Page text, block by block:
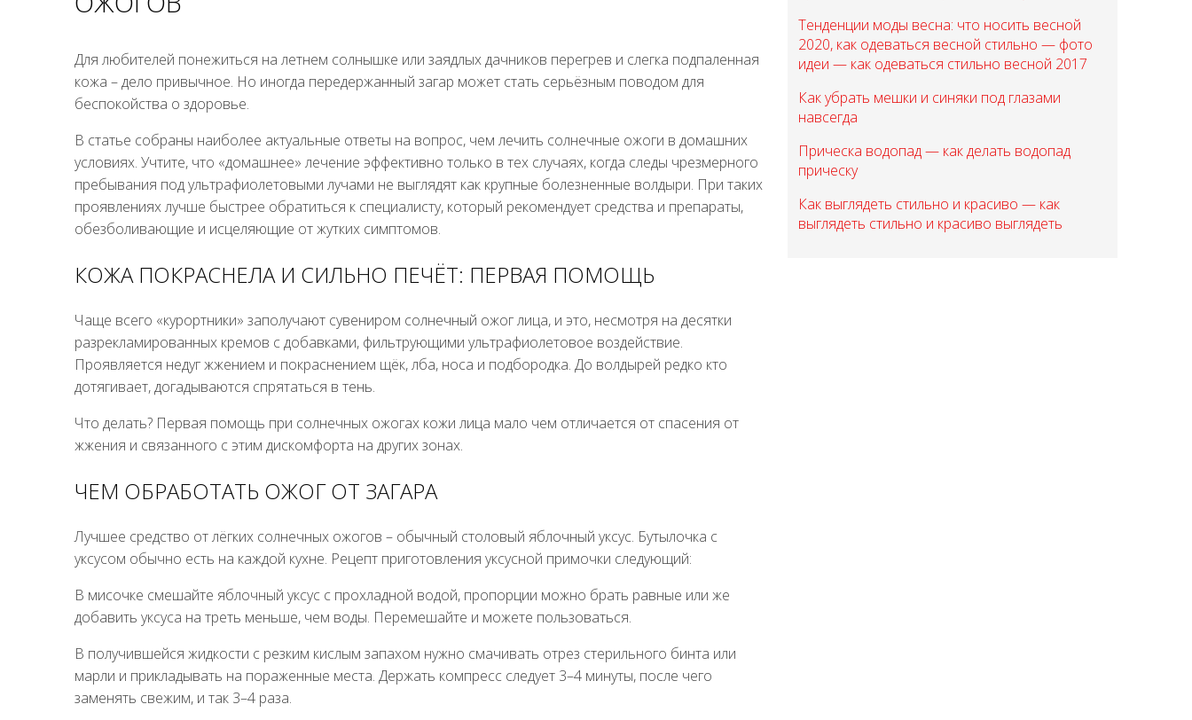
Для любителей понежиться на летнем солнышке или заядлых дачников перегрев и слегка подпаленная
кожа – дело привычное. Но иногда передержанный загар может стать серьёзным поводом для
беспокойства о здоровье.
В статье собраны наиболее актуальные ответы на вопрос, чем лечить солнечные ожоги в домашних
условиях. Учтите, что «домашнее» лечение эффективно только в тех случаях, когда следы чрезмерного
пребывания под ультрафиолетовыми лучами не выглядят как крупные болезненные волдыри. При таких
проявлениях лучше быстрее обратиться к специалисту, который рекомендует средства и препараты,
обезболивающие и исцеляющие от жутких симптомов.
КОЖА ПОКРАСНЕЛА И СИЛЬНО ПЕЧЁТ: ПЕРВАЯ ПОМОЩЬ
Чаще всего «курортники» заполучают сувениром солнечный ожог лица, и это, несмотря на десятки
разрекламированных кремов с добавками, фильтрующими ультрафиолетовое воздействие.
Проявляется недуг жжением и покраснением щёк, лба, носа и подбородка. До волдырей редко кто
дотягивает, догадываются спрятаться в тень.
Что делать? Первая помощь при солнечных ожогах кожи лица мало чем отличается от спасения от
жжения и связанного с этим дискомфорта на других зонах.
ЧЕМ ОБРАБОТАТЬ ОЖОГ ОТ ЗАГАРА
Лучшее средство от лёгких солнечных ожогов – обычный столовый яблочный уксус. Бутылочка с
уксусом обычно есть на каждой кухне. Рецепт приготовления уксусной примочки следующий:
В мисочке смешайте яблочный уксус с прохладной водой, пропорции можно брать равные или же
добавить уксуса на треть меньше, чем воды. Перемешайте и можете пользоваться.
В получившейся жидкости с резким кислым запахом нужно смачивать отрез стерильного бинта или
марли и прикладывать на пораженные места. Держать компресс следует 3–4 минуты, после чего
заменять свежим, и так 3–4 раза.
Тенденции моды весна: что носить весной
2020, как одеваться весной стильно — фото
идеи — как одеваться стильно весной 2017
Как убрать мешки и синяки под глазами
навсегда
Прическа водопад — как делать водопад
прическу
Как выглядеть стильно и красиво — как
выглядеть стильно и красиво выглядеть